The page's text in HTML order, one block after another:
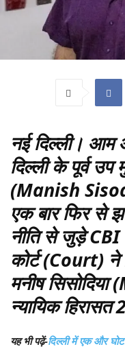
नई दिल्ली। आम
दिल्ली के पूर्व उप
(Manish
एक बार फिर से
नीति से जुड़े
कोर्ट (Court) ने
मनीष
न्यायिक
यह भी पढ़ें-दिल्ली में एक और